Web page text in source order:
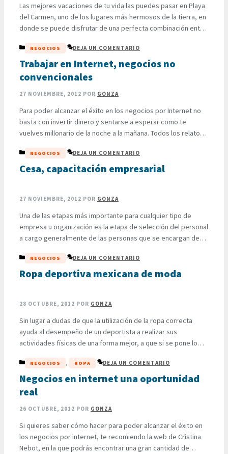
Las mejores vacaciones de tu vida las puedes pasar en Playa
del Carmen, uno de los lugares más hermosos de la tierra, en
donde se puede disfrutar de una perfecta combinación entre
Solía ser un lugar poblado con apenas 10.000 habitantes en su
mayoría pescadores locales, allá …LEER MÁS
CATEGORÍAS
NEGOCIOS DEJA UN COMENTARIO
Trabajar en Internet, negocios no
convencionales
27 NOVIEMBRE, 2012 POR GONZA
Para poder alcanzar el éxito en los negocios por Internet no
basta con invertir dinero y sentarse a esperar como te
vuelves millonario de la noche a la mañana. Todos los relatos
lograr una estabilidad económica y transformar sus vidas son
ciertos. Alguno de ellos …LEER MÁS
CATEGORÍAS
NEGOCIOS DEJA UN COMENTARIO
Cesa, capacitación empresarial
27 NOVIEMBRE, 2012 POR GONZA
Una de las etapas más importante para cualquier tipo de
empresa u organización es la etapa de selección del personal
a cargo generalmente de las personas que se encargan de
se dedique la empresa, ésta etapa resulta ser de viral
importancia, ya que contar …LEER MÁS
CATEGORÍAS
NEGOCIOS DEJA UN COMENTARIO
Ropa deportiva mexicana de moda
28 OCTUBRE, 2012 POR GONZA
Sin lugar a dudas de que la utilización de la ropa correcta
ayuda al desempeño de un deportista a realizar sus
actividades físicas de una forma mejor, a que si se pone lo
correr una vez cada dos millones de años que te …
CATEGORÍAS
NEGOCIOS , ROPA DEJA UN COMENTARIO
Negocios en internet una oportunidad
real
26 OCTUBRE, 2012 POR GONZA
Si quieres saber cómo hacer para poder alcanzar el éxito en
los negocios por internet, te recomiendo la web de Cristina
Nebot, en la que podrás encontrar una gran cantidad de